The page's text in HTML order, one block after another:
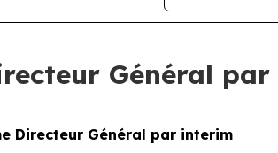
Général
Directeur Général par interim